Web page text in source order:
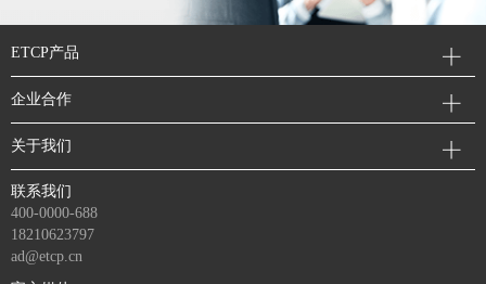
ETCP产品
企业合作
关于我们
联系我们
400-0000-688
18210623797
ad@etcp.cn